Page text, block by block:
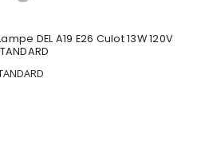
DEL A19 E26 Culot 13W 120V